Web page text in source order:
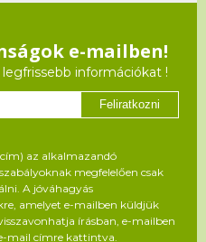
e-mailben!
információkat !
Feliratkozni
az alkalmazandó
megfelelően csak
A jóváhagyás
amelyet e-mailben küldjük
írásban, e-mailben
mail címre kattintva.